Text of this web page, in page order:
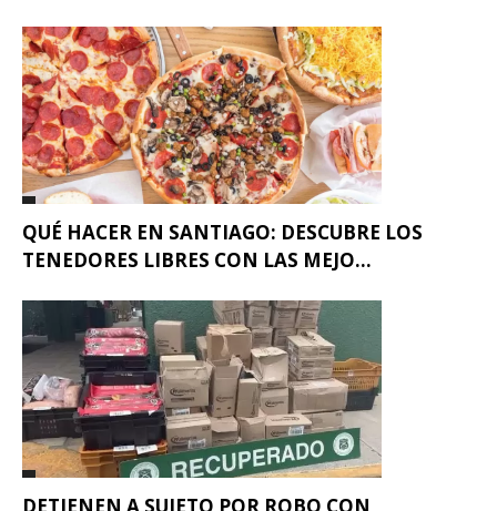
QUÉ HACER EN SANTIAGO: DESCUBRE LOS
TENEDORES LIBRES CON LAS MEJO...
DETIENEN A SUJETO POR ROBO CON